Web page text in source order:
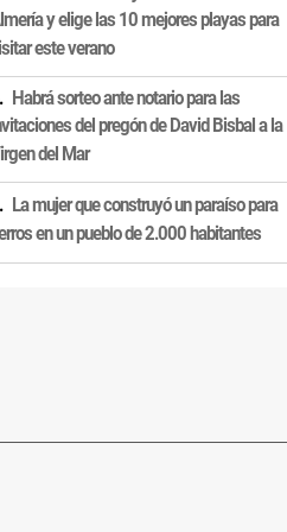
y elige las 10 mejores playas para
este verano
Habrá sorteo ante notario para las
del pregón de David Bisbal a la
del Mar
La mujer que construyó un paraíso para
en un pueblo de 2.000 habitantes